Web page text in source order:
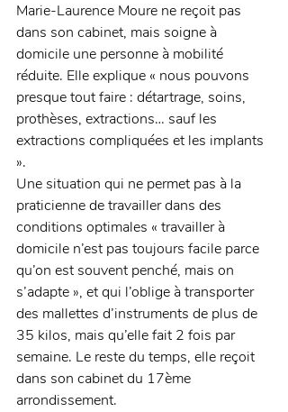
Marie-Laurence Moure ne reçoit pas
dans son cabinet, mais soigne à
domicile une personne à mobilité
réduite. Elle explique « nous pouvons
presque tout faire : détartrage, soins,
prothèses, extractions… sauf les
extractions compliquées et les implants
».
Une situation qui ne permet pas à la
praticienne de travailler dans des
conditions optimales « travailler à
domicile n’est pas toujours facile parce
qu’on est souvent penché, mais on
s’adapte », et qui l’oblige à transporter
des mallettes d’instruments de plus de
35 kilos, mais qu’elle fait 2 fois par
semaine. Le reste du temps, elle reçoit
dans son cabinet du 17ème
arrondissement.